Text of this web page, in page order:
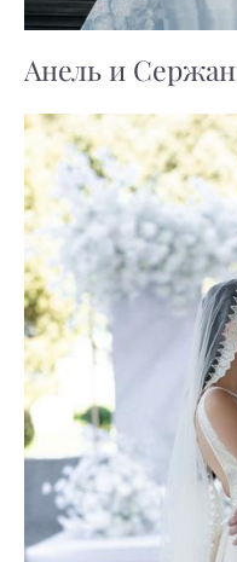
Анель и Сержан